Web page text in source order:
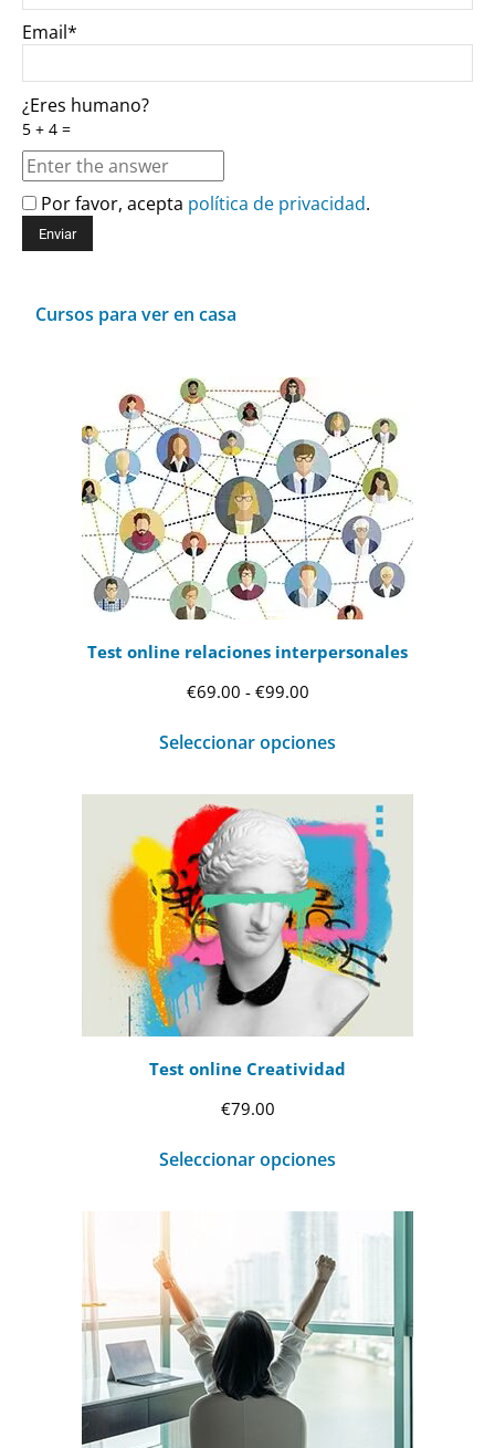
Email*
¿Eres humano?
5 + 4 =
Por favor, acepta política de privacidad.
Cursos para ver en casa
Test online relaciones interpersonales
€69.00 - €99.00Rango
desde
€69.00
hasta
€99.00
Seleccionar opciones
Test online Creatividad
€79.00
Seleccionar opciones